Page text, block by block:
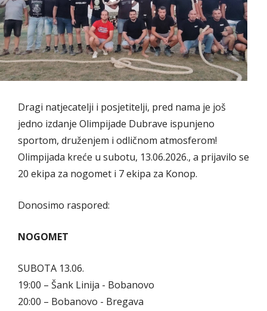
Dragi natjecatelji i posjetitelji, pred nama je još
jedno izdanje Olimpijade Dubrave ispunjeno
sportom, druženjem i odličnom atmosferom!
Olimpijada kreće u subotu, 13.06.2026., a prijavilo se
20 ekipa za nogomet i 7 ekipa za Konop.
Donosimo raspored:
NOGOMET
SUBOTA 13.06.
19:00 – Šank Linija - Bobanovo
20:00 – Bobanovo - Bregava